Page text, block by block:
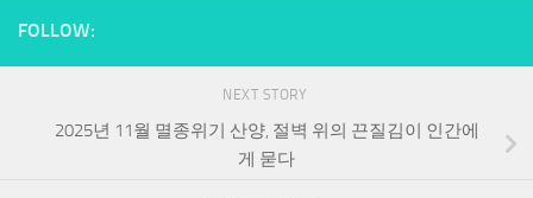
FOLLOW:
NEXT STORY
2025년 11월 멸종위기 산양, 절벽 위의 끈질김이 인간에
게 묻다